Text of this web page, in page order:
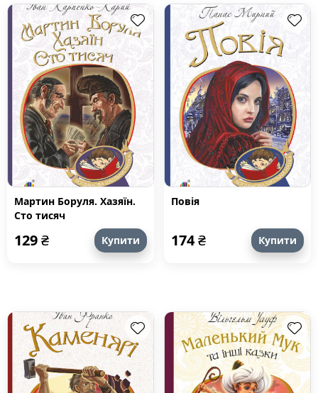
Мартин Боруля. Хазяїн.
Сто тисяч
129₴ Купити
Повія
174₴ Купити